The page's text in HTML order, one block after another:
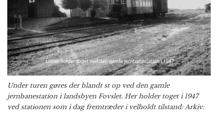
Under turen gøres der blandt st op ved den gamle
jernbanestation i landsbyen Fovslet. Her holder toget i 1947
ved stationen som i dag fremtræder i velholdt tilstand: Arkiv: